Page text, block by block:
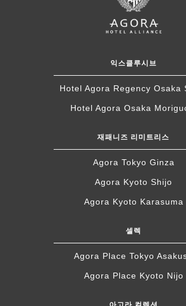
익스클루시브
Hotel Agora Regency Osaka
Hotel Agora Osaka
재패니즈 리미트리스
Agora Tokyo Ginza
Agora Kyoto Shijo
Agora Kyoto Karasuma
셀렉
Agora Place Tokyo
Agora Place Kyoto Nijo